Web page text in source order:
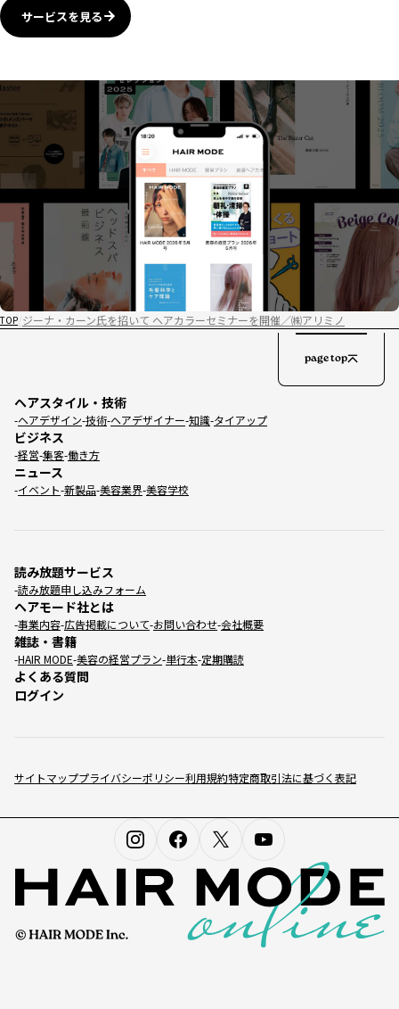
サービスを見る
TOP ジーナ・カーン氏を招いて ヘアカラーセミナーを開催／㈱アリミノ
サイトマッププライバシーポリシー利用規約特定商取引法に基づく表記
ヘアスタイル・技術
ヘアデザイン 技術 ヘアデザイナー 知識 タイアップ
ビジネス
経営 集客 働き方
ニュース
イベント 新製品 美容業界 美容学校
読み放題サービス
読み放題申し込みフォーム
ヘアモード社とは
事業内容 広告掲載について お問い合わせ 会社概要
雑誌・書籍
HAIR MODE 美容の経営プラン 単行本 定期購読
よくある質問
ログイン
page top